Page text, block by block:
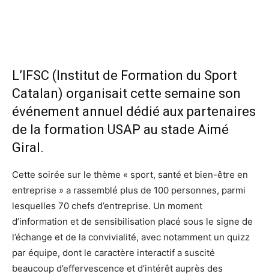
L’IFSC (Institut de Formation du Sport
Catalan) organisait cette semaine son
événement annuel dédié aux partenaires
de la formation USAP au stade Aimé
Giral.
Cette soirée sur le thème « sport, santé et bien-être en
entreprise » a rassemblé plus de 100 personnes, parmi
lesquelles 70 chefs d’entreprise. Un moment
d’information et de sensibilisation placé sous le signe de
l’échange et de la convivialité, avec notamment un quizz
par équipe, dont le caractère interactif a suscité
beaucoup d’effervescence et d’intérêt auprès des